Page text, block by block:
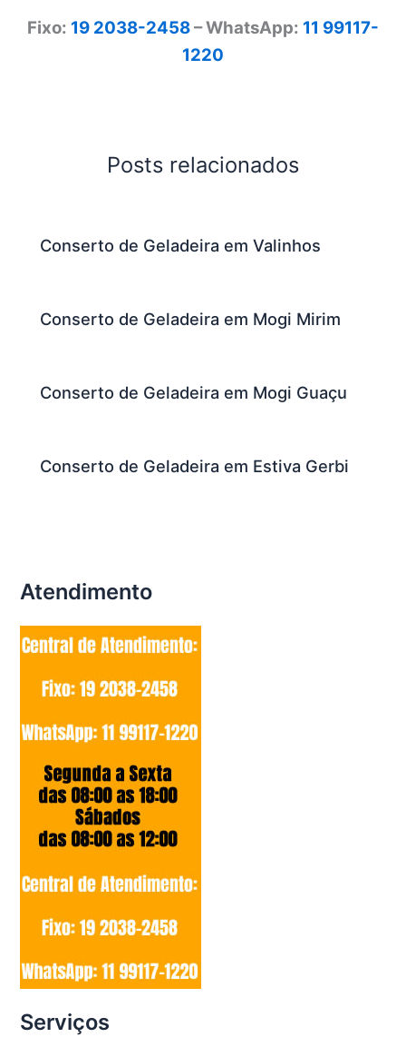
Fixo: 19 2038-2458– WhatsApp: 11 99117-
1220
Posts relacionados
Conserto de Geladeira em Valinhos
Conserto de Geladeira em Mogi Mirim
Conserto de Geladeira em Mogi Guaçu
Conserto de Geladeira em Estiva Gerbi
Atendimento
Serviços